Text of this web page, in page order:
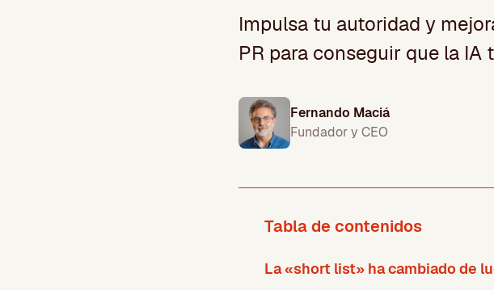
Impulsa tu autoridad y
PR para conseguir que la IA
Fernando Maciá
Fundador y CEO
Tabla de contenidos
La «short list» ha cambiado de